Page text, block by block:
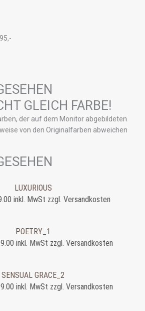
GLEICH FARBE!
der auf dem Monitor abgebildeten
von den Originalfarben abweichen
LUXURIOUS
inkl. MwSt zzgl. Versandkosten
POETRY_1
inkl. MwSt zzgl. Versandkosten
SENSUAL GRACE_2
inkl. MwSt zzgl. Versandkosten